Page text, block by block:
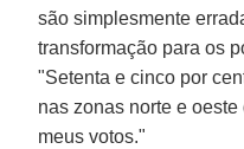
são simplesmente
transformação para os
"Setenta e cinco por
nas zonas norte e
meus votos."